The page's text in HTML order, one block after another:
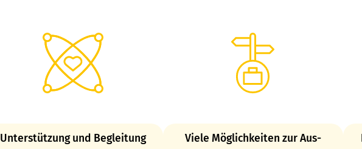
Unterstützung und Begleitung
Viele Möglichkeiten zur Aus-